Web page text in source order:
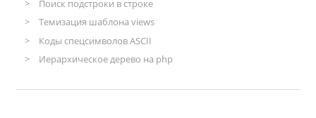
Поиск подстроки в строке
Темизация шаблона views
Коды спецсимволов ASCII
Иерархическое дерево на php